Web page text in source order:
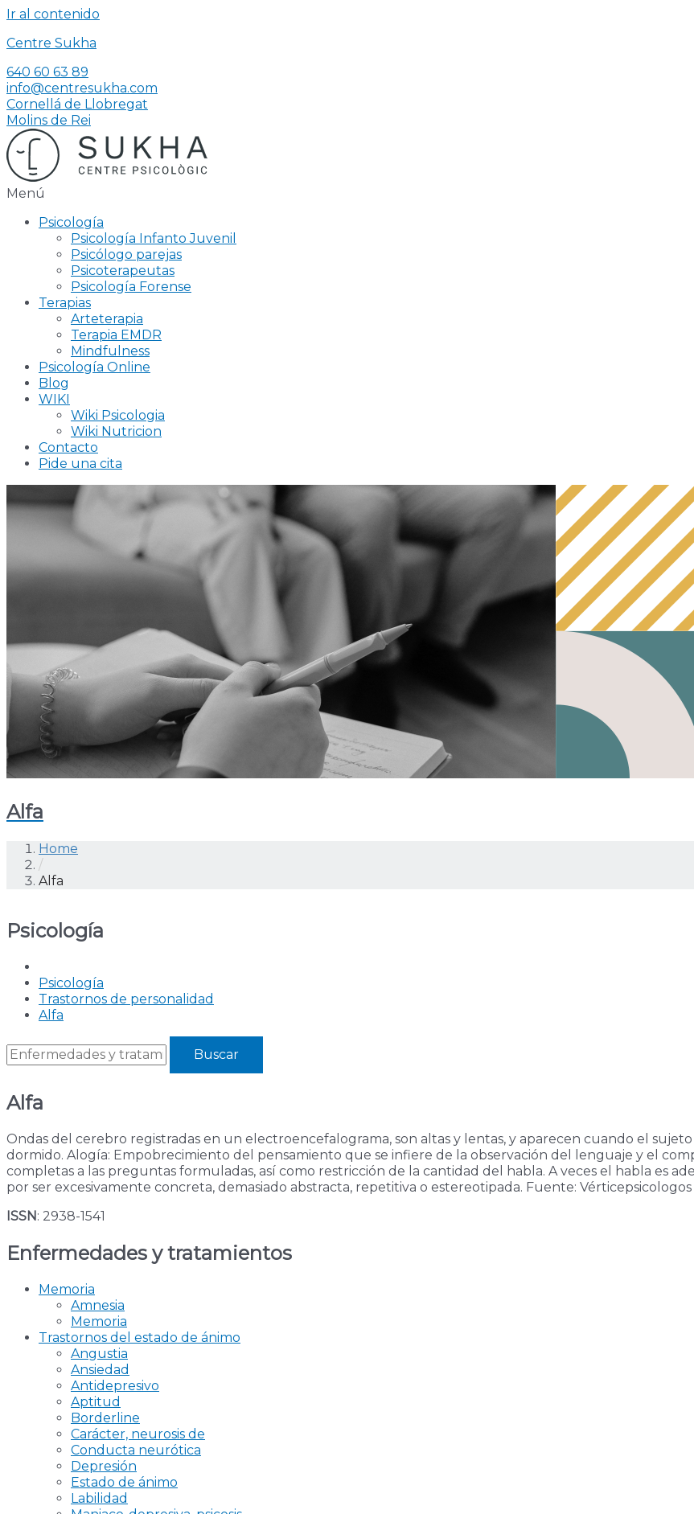
Ir al contenido
Centre Sukha
640 60 63 89
info@centresukha.com
Cornellá de Llobregat
Molins de Rei
Menú
Psicología
Psicología Infanto Juvenil
Psicólogo parejas
Psicoterapeutas
Psicología Forense
Terapias
Arteterapia
Terapia EMDR
Mindfulness
Psicología Online
Blog
WIKI
Wiki Psicologia
Wiki Nutricion
Contacto
Pide una cita
Alfa
Home
/
Alfa
Psicología
Psicología
Trastornos de personalidad
Alfa
Alfa
Ondas del cerebro registradas en un electroencefalograma, son altas y lentas, y aparecen cuando el
dormido. Alogía: Empobrecimiento del pensamiento que se infiere de la observación del lenguaje y el
completas a las preguntas formuladas, así como restricción de la cantidad del habla. A veces el habla es
por ser excesivamente concreta, demasiado abstracta, repetitiva o estereotipada. Fuente: Vérticepsicologos
ISSN : 2938-1541
Enfermedades y tratamientos
Memoria
Amnesia
Memoria
Trastornos del estado de ánimo
Angustia
Ansiedad
Antidepresivo
Aptitud
Borderline
Carácter, neurosis de
Conducta neurótica
Depresión
Estado de ánimo
Labilidad